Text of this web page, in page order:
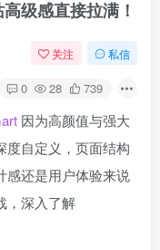
级感直接拉满！
关注 私信
0 28 739
因为高颜值与强大
度自定义，页面结构
感还是用户体验来说
，深入了解